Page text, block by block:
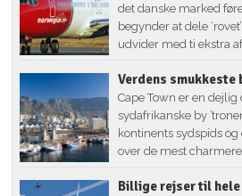
det danske marked
begynder at dele
udvider med ti ekstra
Verdens smukkeste
Cape Town er en dejlig
sydafrikanske by
kontinents sydspids
over de mest
Billige rejser til hele